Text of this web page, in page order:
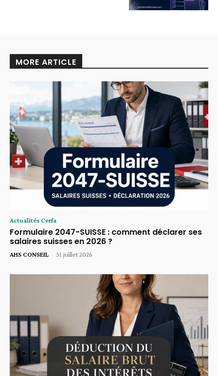
MORE ARTICLE
Actualités Cerfa
Formulaire 2047-SUISSE : comment déclarer ses
salaires suisses en 2026 ?
AHS CONSEIL - 31 juillet 2026